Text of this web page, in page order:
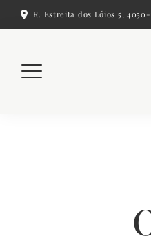
Skip
to
R. Estreita dos Lóios 5,